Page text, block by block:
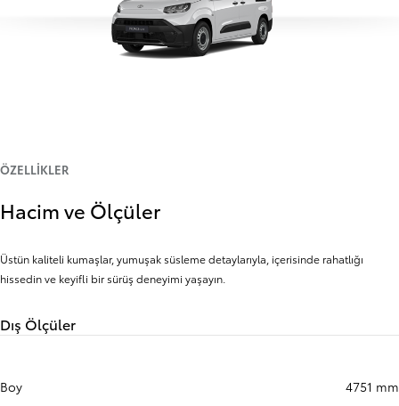
ÖZELLIKLER
Hacim ve Ölçüler
Üstün kaliteli kumaşlar, yumuşak süsleme detaylarıyla, içerisinde rahatlığı
hissedin ve keyifli bir sürüş deneyimi yaşayın.
Dış Ölçüler
Boy 4751 mm